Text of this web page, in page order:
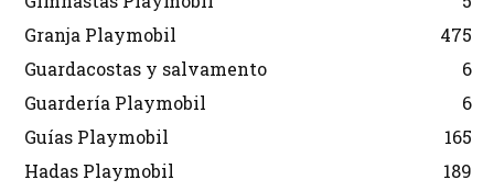
Granja Playmobil
475
Guardacostas y salvamento
6
Guardería Playmobil
6
Guías Playmobil
165
Hadas Playmobil
189